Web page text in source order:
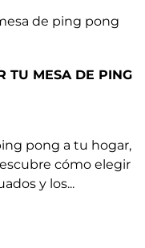
TU MESA DE PING
pong a tu hogar,
cómo elegir
y los...